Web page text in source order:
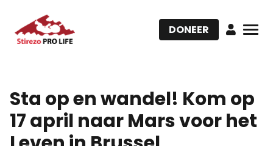
DONEER
Sta op en wandel! Kom op
17 april naar Mars voor het